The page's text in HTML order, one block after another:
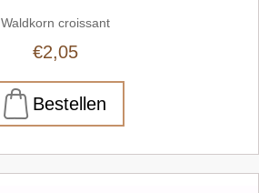
Waldkorn croissant
€2,05